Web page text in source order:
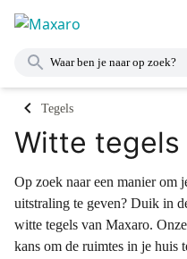
Tegels
Witte tegels
Op zoek naar een manier om
uitstraling te geven? Duik in
witte tegels van Maxaro.
kans om de ruimtes in je huis